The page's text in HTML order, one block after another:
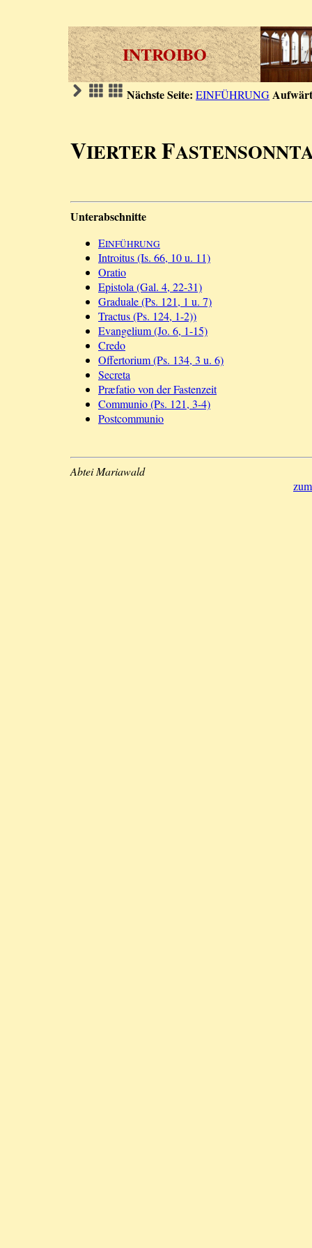
INTROIBO
Nächste Seite: EINFÜHRUNG
VIERTERF
Unterabschnitte
EINFÜHRUNG
Introitus (Is. 66, 10 u. 11)
Oratio
Epistola (Gal. 4, 22-31)
Graduale (Ps. 121, 1 u. 7)
Tractus (Ps. 124, 1-2))
Evangelium (Jo. 6, 1-15)
Credo
Offertorium (Ps. 134, 3 u. 6)
Secreta
Præfatio von der Fastenzeit
Communio (Ps. 121, 3-4)
Postcommunio
Abtei Mariawald